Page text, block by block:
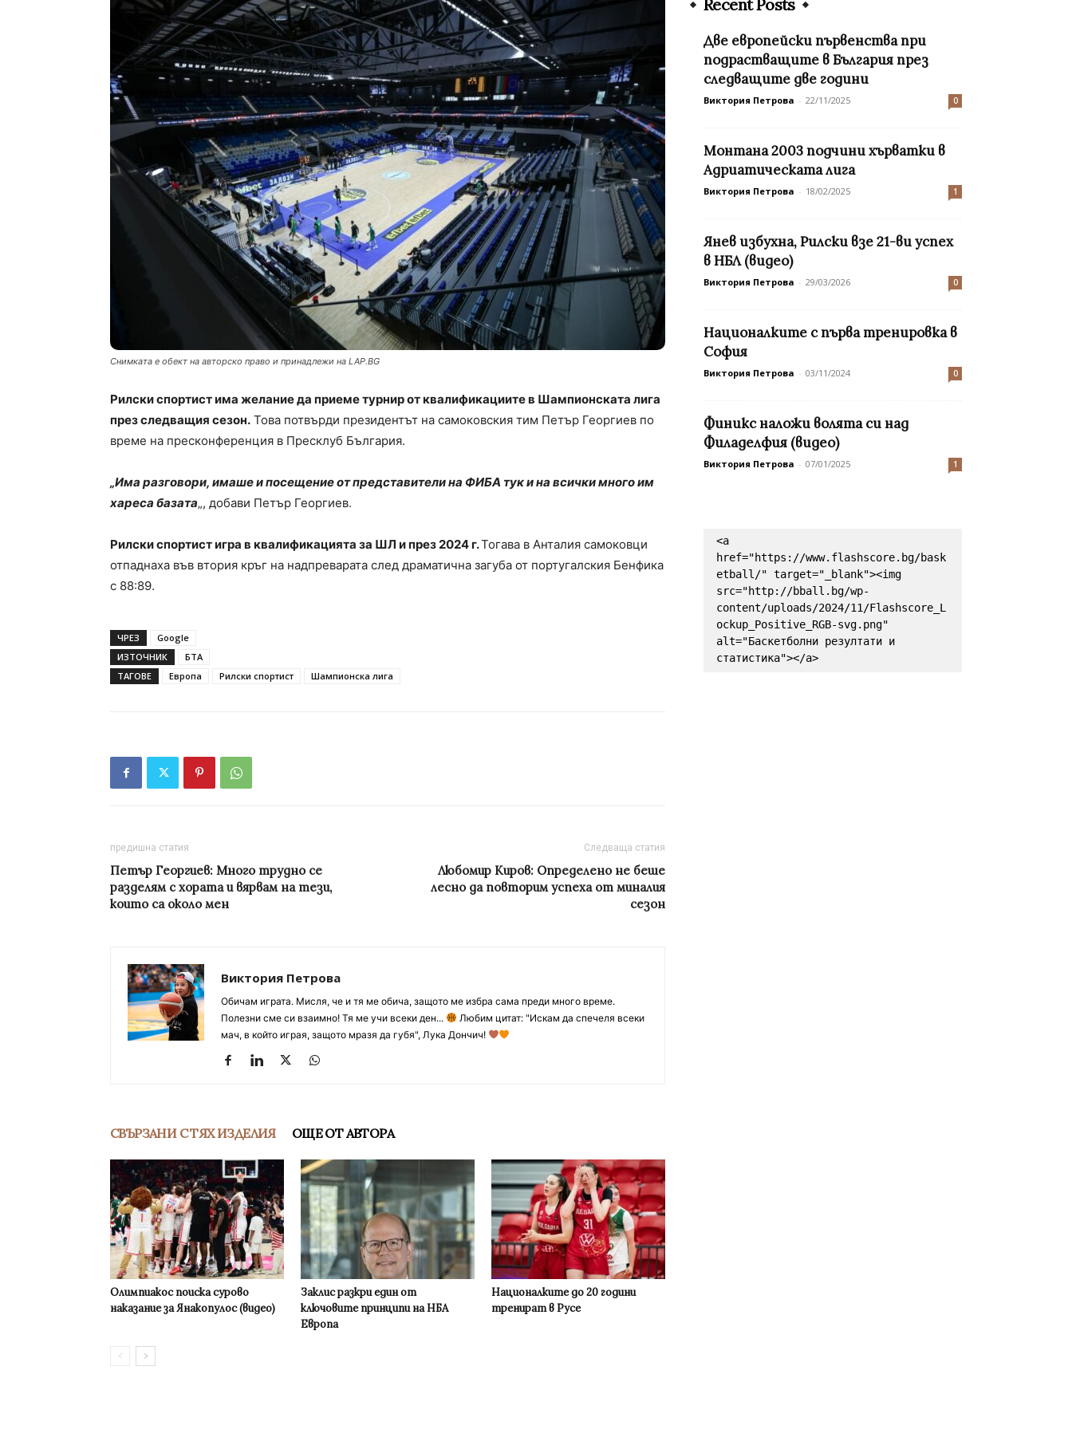
Снимката е обект на авторско право и принадлежи на LAP.BG
Рилски спортист има желание да приеме турнир от квалификациите в Шампионската лига
през следващия сезон. Това потвърди президентът на самоковския тим Петър Георгиев по
време на пресконференция в Пресклуб България.
„Има разговори, имаше и посещение от представители на ФИБА тук и на всички много им
хареса базата„, добави Петър Георгиев.
Рилски спортист игра в квалификацията за ШЛ и през 2024 г.Тогава в Анталия самоковци
отпаднаха във втория кръг на надпреварата след драматична загуба от португалския Бенфика
с 88:89.
ЧРЕЗ
Google
ИЗТОЧНИК
БТА
ТАГОВЕ
Европа Рилски спортист Шампионска лига
предишна статия
Петър Георгиев: Много трудно се
разделям с хората и вярвам на тези,
които са около мен
Следваща статия
Любомир Киров: Определено не беше
лесно да повторим успеха от миналия
сезон
Виктория Петрова
Обичам играта. Мисля, че и тя ме обича, защото ме избра сама преди много време.
Полезни сме си взаимно! Тя ме учи всеки ден...
Любим цитат: "Искам да спечеля всеки
мач, в който играя, защото мразя да губя", Лука Дончич!
СВЪРЗАНИ С ТЯХ ИЗДЕЛИЯ ОЩЕ ОТ АВТОРА
Олимпиакос поиска сурово
наказание за Янакопулос (видео)
Заклис разкри един от
ключовите принципи на НБА
Европа
Националките до 20 години
тренират в Русе
Recent Posts
Две европейски първенства при
подрастващите в България през
следващите две години
Виктория Петрова - 22/11/2025 0
Монтана 2003 подчини хърватки в
Адриатическата лига
Виктория Петрова - 18/02/2025 1
Янев избухна, Рилски взе 21-ви успех
в НБЛ (видео)
Виктория Петрова - 29/03/2026 0
Националките с първа тренировка в
София
Виктория Петрова - 03/11/2024 0
Финикс наложи волята си над
Филаделфия (видео)
Виктория Петрова - 07/01/2025 1
<a
href="https://www.flashscore.bg/bask
etball/" target="_blank"><img
src="http://bball.bg/wp-
content/uploads/2024/11/Flashscore_L
ockup_Positive_RGB-svg.png"
alt="Баскетболни резултати и
статистика"></a>